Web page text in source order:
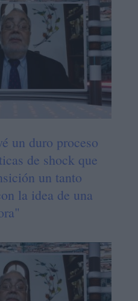
un duro proceso
de shock que
un tanto
la idea de una